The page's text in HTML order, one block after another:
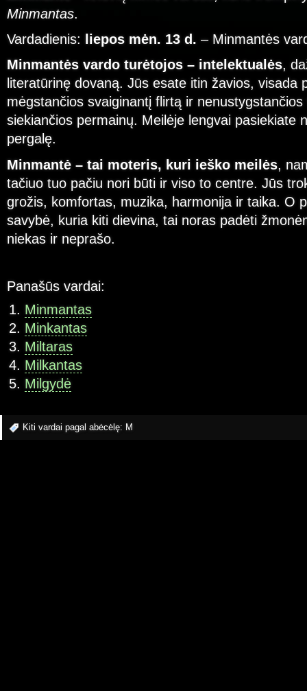
Minmantas.
Vardadienis:
liepos mėn. 13 d. – Minmantės
Minmantės vardo turėtojos – intelektualės,
literatūrinę dovaną. Jūs esate itin žavios, visada
mėgstančios svaiginantį flirtą ir
siekiančios permainų. Meilėje lengvai pasiekiate
pergalę.
Minmantė – tai moteris, kuri ieško meilės,
tačiuo tuo pačiu nori būti ir viso to centre. Jūs
grožis, komfortas, muzika, harmonija ir taika. O
savybė, kuria kiti dievina, tai noras padėti
niekas ir neprašo.
Panašūs vardai:
Minmantas
Minkantas
Miltaras
Milkantas
Milgydė
Kiti vardai pagal abėcėlę: M